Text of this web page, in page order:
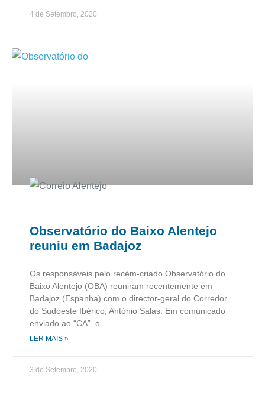
4 de Setembro, 2020
Observatório do Baixo Alentejo
reuniu em Badajoz
Os responsáveis pelo recém-criado Observatório do
Baixo Alentejo (OBA) reuniram recentemente em
Badajoz (Espanha) com o director-geral do Corredor
do Sudoeste Ibérico, António Salas. Em comunicado
enviado ao “CA”, o
LER MAIS »
3 de Setembro, 2020